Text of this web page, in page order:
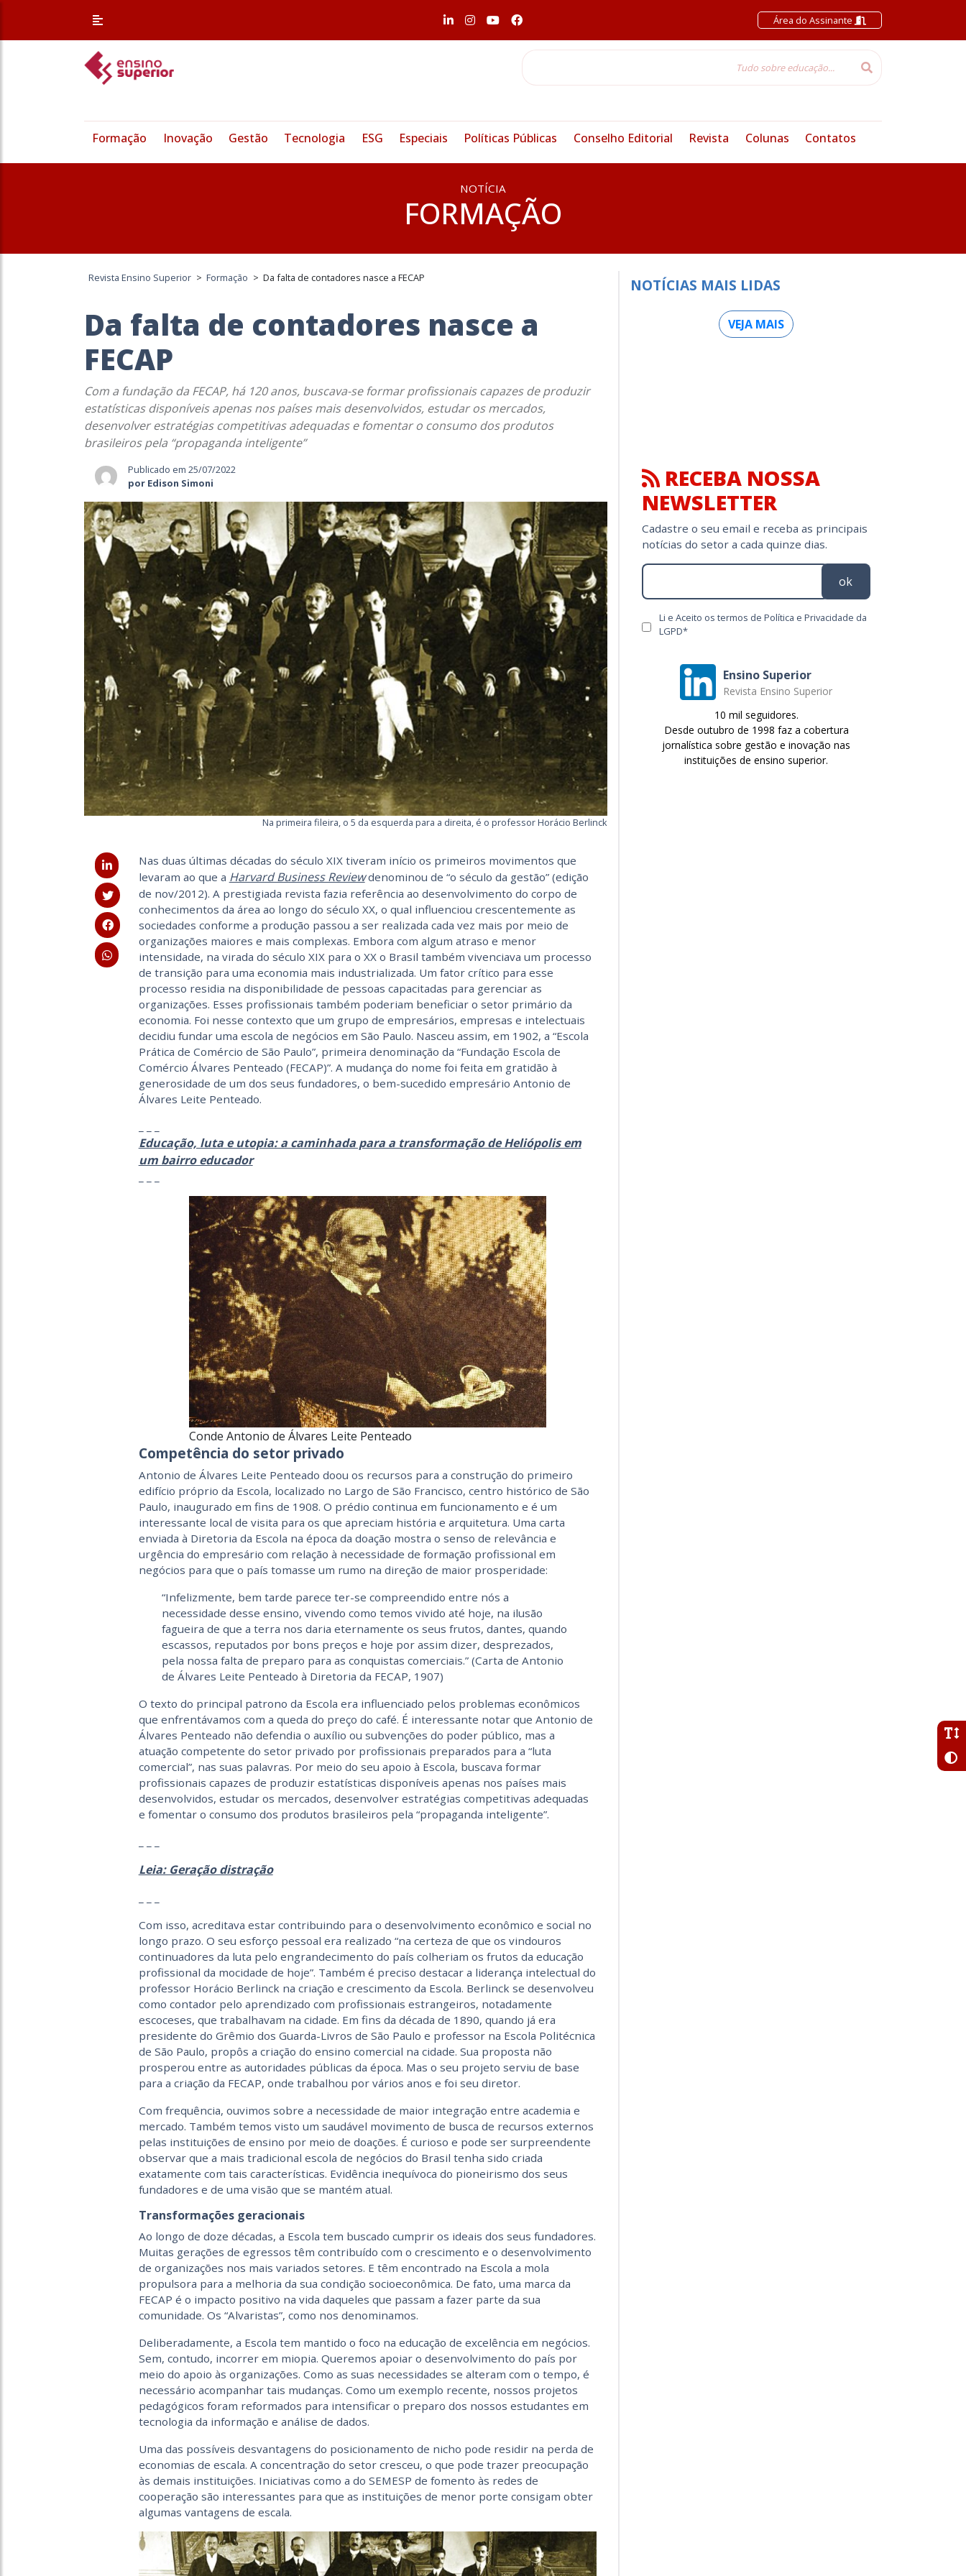
Área do Assinante
Formação Inovação Gestão Tecnologia ESG Especiais Políticas Públicas Conselho Editorial Revista Colunas Contatos
NOTÍCIA
FORMAÇÃO
Revista Ensino Superior > Formação > Da falta de contadores nasce a FECAP
Da falta de contadores nasce a
FECAP
Com a fundação da FECAP, há 120 anos, buscava-se formar profissionais capazes de produzir
estatísticas disponíveis apenas nos países mais desenvolvidos, estudar os mercados,
desenvolver estratégias competitivas adequadas e fomentar o consumo dos produtos
brasileiros pela “propaganda inteligente”
Publicado em 25/07/2022
por Edison Simoni
Na primeira fileira, o 5 da esquerda para a direita, é o professor Horácio Berlinck
Nas duas últimas décadas do século XIX tiveram início os primeiros movimentos que
levaram ao que a Harvard Business Reviewdenominou de “o século da gestão” (edição
de nov/2012). A prestigiada revista fazia referência ao desenvolvimento do corpo de
conhecimentos da área ao longo do século XX, o qual influenciou crescentemente as
sociedades conforme a produção passou a ser realizada cada vez mais por meio de
organizações maiores e mais complexas. Embora com algum atraso e menor
intensidade, na virada do século XIX para o XX o Brasil também vivenciava um processo
de transição para uma economia mais industrializada. Um fator crítico para esse
processo residia na disponibilidade de pessoas capacitadas para gerenciar as
organizações. Esses profissionais também poderiam beneficiar o setor primário da
economia. Foi nesse contexto que um grupo de empresários, empresas e intelectuais
decidiu fundar uma escola de negócios em São Paulo. Nasceu assim, em 1902, a “Escola
Prática de Comércio de São Paulo”, primeira denominação da “Fundação Escola de
Comércio Álvares Penteado (FECAP)”. A mudança do nome foi feita em gratidão à
generosidade de um dos seus fundadores, o bem-sucedido empresário Antonio de
Álvares Leite Penteado.
Educação, luta e utopia: a caminhada para a transformação de Heliópolis em
um bairro educador
Conde Antonio de Álvares Leite Penteado
Competência do setor privado
Antonio de Álvares Leite Penteado doou os recursos para a construção do primeiro
edifício próprio da Escola, localizado no Largo de São Francisco, centro histórico de São
Paulo, inaugurado em fins de 1908. O prédio continua em funcionamento e é um
interessante local de visita para os que apreciam história e arquitetura. Uma carta
enviada à Diretoria da Escola na época da doação mostra o senso de relevância e
urgência do empresário com relação à necessidade de formação profissional em
negócios para que o país tomasse um rumo na direção de maior prosperidade:
“Infelizmente, bem tarde parece ter-se compreendido entre nós a
necessidade desse ensino, vivendo como temos vivido até hoje, na ilusão
fagueira de que a terra nos daria eternamente os seus frutos, dantes, quando
escassos, reputados por bons preços e hoje por assim dizer, desprezados,
pela nossa falta de preparo para as conquistas comerciais.” (Carta de Antonio
de Álvares Leite Penteado à Diretoria da FECAP, 1907)
O texto do principal patrono da Escola era influenciado pelos problemas econômicos
que enfrentávamos com a queda do preço do café. É interessante notar que Antonio de
Álvares Penteado não defendia o auxílio ou subvenções do poder público, mas a
atuação competente do setor privado por profissionais preparados para a “luta
comercial”, nas suas palavras. Por meio do seu apoio à Escola, buscava formar
profissionais capazes de produzir estatísticas disponíveis apenas nos países mais
desenvolvidos, estudar os mercados, desenvolver estratégias competitivas adequadas
e fomentar o consumo dos produtos brasileiros pela “propaganda inteligente”.
Leia: Geração distração
Com isso, acreditava estar contribuindo para o desenvolvimento econômico e social no
longo prazo. O seu esforço pessoal era realizado “na certeza de que os vindouros
continuadores da luta pelo engrandecimento do país colheriam os frutos da educação
profissional da mocidade de hoje”. Também é preciso destacar a liderança intelectual do
professor Horácio Berlinck na criação e crescimento da Escola. Berlinck se desenvolveu
como contador pelo aprendizado com profissionais estrangeiros, notadamente
escoceses, que trabalhavam na cidade. Em fins da década de 1890, quando já era
presidente do Grêmio dos Guarda-Livros de São Paulo e professor na Escola Politécnica
de São Paulo, propôs a criação do ensino comercial na cidade. Sua proposta não
prosperou entre as autoridades públicas da época. Mas o seu projeto serviu de base
para a criação da FECAP, onde trabalhou por vários anos e foi seu diretor.
Com frequência, ouvimos sobre a necessidade de maior integração entre academia e
mercado. Também temos visto um saudável movimento de busca de recursos externos
pelas instituições de ensino por meio de doações. É curioso e pode ser surpreendente
observar que a mais tradicional escola de negócios do Brasil tenha sido criada
exatamente com tais características. Evidência inequívoca do pioneirismo dos seus
fundadores e de uma visão que se mantém atual.
Transformações geracionais
Ao longo de doze décadas, a Escola tem buscado cumprir os ideais dos seus fundadores.
Muitas gerações de egressos têm contribuído com o crescimento e o desenvolvimento
de organizações nos mais variados setores. E têm encontrado na Escola a mola
propulsora para a melhoria da sua condição socioeconômica. De fato, uma marca da
FECAP é o impacto positivo na vida daqueles que passam a fazer parte da sua
comunidade. Os “Alvaristas”, como nos denominamos.
Deliberadamente, a Escola tem mantido o foco na educação de excelência em negócios.
Sem, contudo, incorrer em miopia. Queremos apoiar o desenvolvimento do país por
meio do apoio às organizações. Como as suas necessidades se alteram com o tempo, é
necessário acompanhar tais mudanças. Como um exemplo recente, nossos projetos
pedagógicos foram reformados para intensificar o preparo dos nossos estudantes em
tecnologia da informação e análise de dados.
Uma das possíveis desvantagens do posicionamento de nicho pode residir na perda de
economias de escala. A concentração do setor cresceu, o que pode trazer preocupação
às demais instituições. Iniciativas como a do SEMESP de fomento às redes de
cooperação são interessantes para que as instituições de menor porte consigam obter
algumas vantagens de escala.
NOTÍCIAS MAIS LIDAS
VEJA MAIS
RECEBA NOSSA
NEWSLETTER
Cadastre o seu email e receba as principais
notícias do setor a cada quinze dias.
ok
Li e Aceito os termos de Política e Privacidade da
LGPD*
Ensino Superior
Revista Ensino Superior
10 mil seguidores.
Desde outubro de 1998 faz a cobertura
jornalística sobre gestão e inovação nas
instituições de ensino superior.